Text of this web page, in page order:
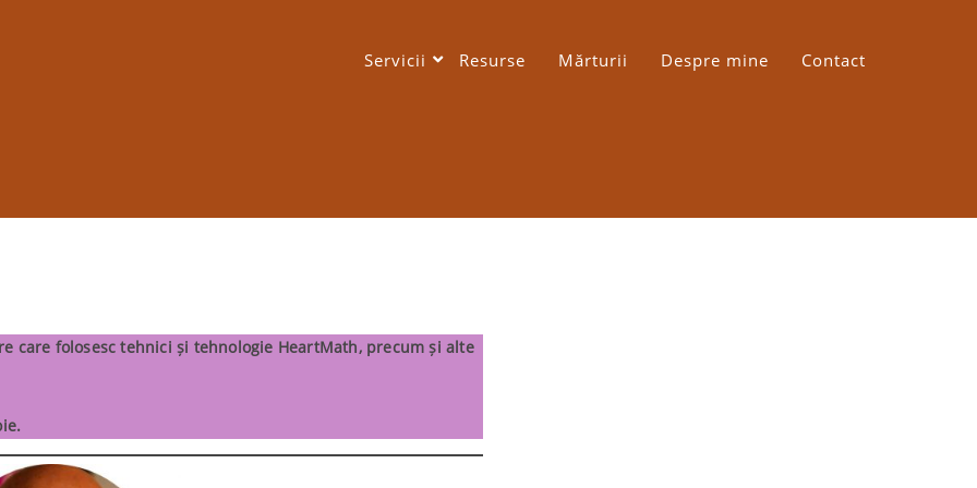
Servicii Resurse Mărturii Despre mine Contact
care folosesc tehnici și tehnologie HeartMath, precum și alte